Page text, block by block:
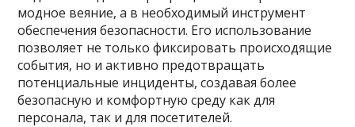
модное веяние, а в необходимый инструмент
обеспечения безопасности. Его использование
позволяет не только фиксировать происходящие
события, но и активно предотвращать
потенциальные инциденты, создавая более
безопасную и комфортную среду как для
персонала, так и для посетителей.